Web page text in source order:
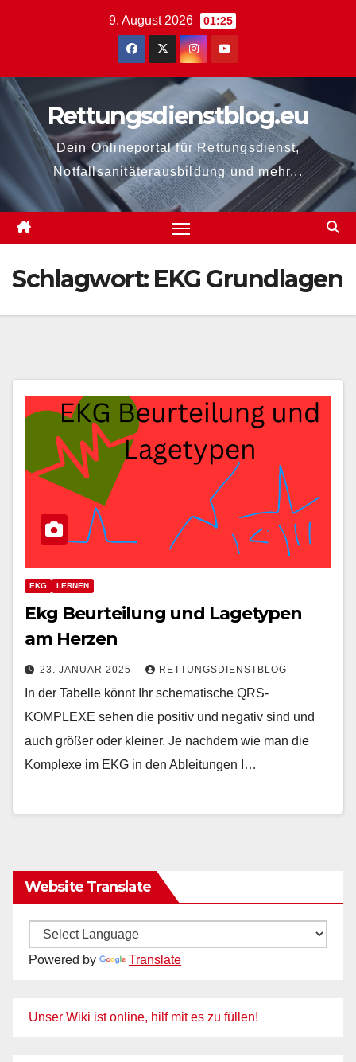
9. August 2026 01:25
Rettungsdienstblog.eu
Dein Onlineportal für Rettungsdienst,
Notfallsanitäterausbildung und mehr...
Schlagwort: EKG Grundlagen
EKG LERNEN
Ekg Beurteilung und Lagetypen
am Herzen
23. JANUAR 2025 RETTUNGSDIENSTBLOG
In der Tabelle könnt Ihr schematische QRS-
KOMPLEXE sehen die positiv und negativ sind und
auch größer oder kleiner. Je nachdem wie man die
Komplexe im EKG in den Ableitungen I…
Website Translate
Powered by Translate
Unser Wiki ist online, hilf mit es zu füllen!